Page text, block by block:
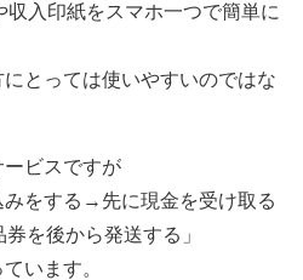
入印紙をスマホ一つで簡単に
とっては使いやすいのではな
ビスですが
をする→先に現金を受け取る
を後から発送する」
います。